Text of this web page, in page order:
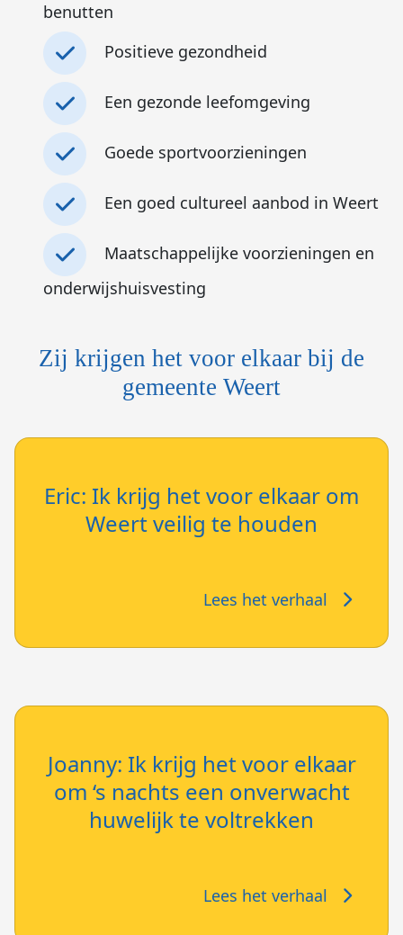
benutten
Positieve gezondheid
Een gezonde leefomgeving
Goede sportvoorzieningen
Een goed cultureel aanbod in Weert
Maatschappelijke voorzieningen en
onderwijshuisvesting
Zij krijgen het voor elkaar bij de
gemeente Weert
Eric: Ik krijg het voor elkaar om
Weert veilig te houden
Lees het verhaal
Joanny: Ik krijg het voor elkaar
om ‘s nachts een onverwacht
huwelijk te voltrekken
Lees het verhaal